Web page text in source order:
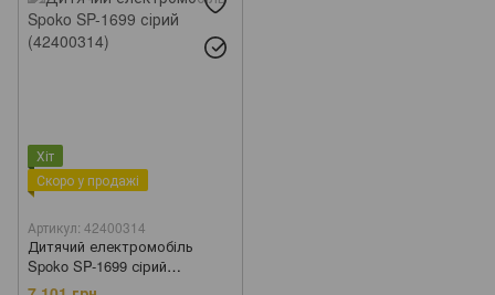
Хіт
Скоро у продажі
Артикул: 42400314
Дитячий електромобіль
Spoko SP-1699 сірий
(42400314)